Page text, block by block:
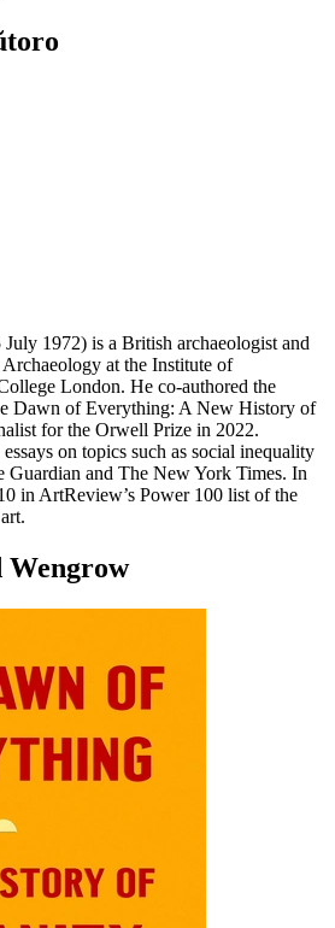
1972) is a British archaeologist and
at the Institute of
London. He co-authored the
Dawn of Everything: A New History of
for the Orwell Prize in 2022.
on topics such as social inequality
Guardian and The New York Times. In
in ArtReview’s Power 100 list of the